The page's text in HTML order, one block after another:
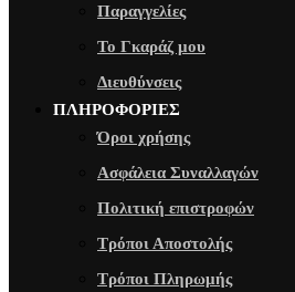
Παραγγελίες
Το Γκαράζ μου
Διευθύνσεις
ΠΛΗΡΟΦΟΡΙΕΣ
Όροι χρήσης
Ασφάλεια Συναλλαγών
Πολιτική επιστροφών
Τρόποι Αποστολής
Τρόποι Πληρωμής